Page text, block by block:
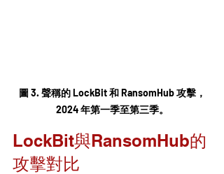
圖 3. 聲稱的 LockBit 和 RansomHub 攻擊，
2024 年第一季至第三季。
LockBit與RansomHub的
攻擊對比